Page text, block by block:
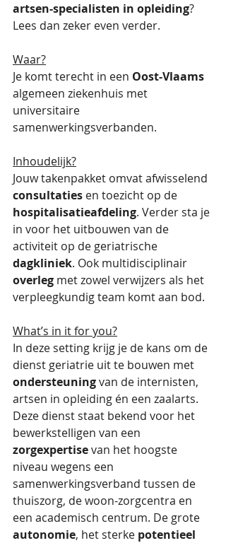
artsen-specialisten in opleiding?
Lees dan zeker even verder.
Waar?
Je komt terecht in een Oost-Vlaams
algemeen ziekenhuis met
universitaire
samenwerkingsverbanden.
Inhoudelijk?
Jouw takenpakket omvat afwisselend
consultaties en toezicht op de
hospitalisatieafdeling. Verder sta je
in voor het uitbouwen van de
activiteit op de geriatrische
dagkliniek. Ook multidisciplinair
overleg met zowel verwijzers als het
verpleegkundig team komt aan bod.
What’s in it for you?
In deze setting krijg je de kans om de
dienst geriatrie uit te bouwen met
ondersteuning van de internisten,
artsen in opleiding én een zaalarts.
Deze dienst staat bekend voor het
bewerkstelligen van een
zorgexpertise van het hoogste
niveau wegens een
samenwerkingsverband tussen de
thuiszorg, de woon-zorgcentra en
een academisch centrum. De grote
autonomie, het sterke potentieel